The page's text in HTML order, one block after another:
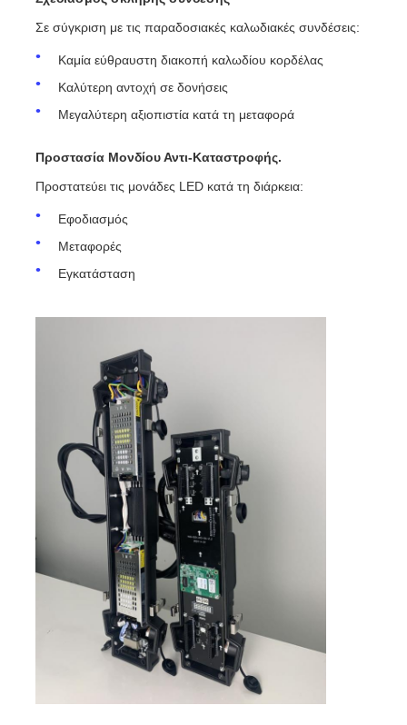
Σε σύγκριση με τις παραδοσιακές καλωδιακές συνδέσεις:
Καμία εύθραυστη διακοπή καλωδίου κορδέλας
Καλύτερη αντοχή σε δονήσεις
Μεγαλύτερη αξιοπιστία κατά τη μεταφορά
Προστασία Μονδίου Αντι-Καταστροφής.
Προστατεύει τις μονάδες LED κατά τη διάρκεια:
Εφοδιασμός
Μεταφορές
Εγκατάσταση